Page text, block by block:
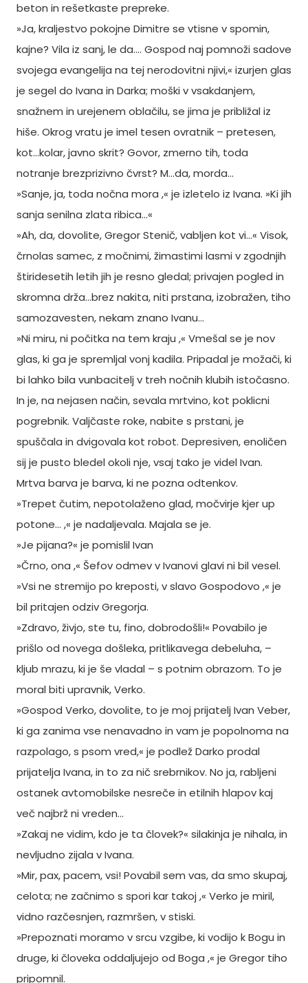
beton in rešetkaste prepreke.
»Ja, kraljestvo pokojne Dimitre se vtisne v spomin,
kajne? Vila iz sanj, le da…. Gospod naj pomnoži sadove
svojega evangelija na tej nerodovitni njivi,« izurjen glas
je segel do Ivana in Darka; moški v vsakdanjem,
snažnem in urejenem oblačilu, se jima je približal iz
hiše. Okrog vratu je imel tesen ovratnik – pretesen,
kot…kolar, javno skrit? Govor, zmerno tih, toda
notranje brezprizivno čvrst? M…da, morda…
»Sanje, ja, toda nočna mora ,« je izletelo iz Ivana. »Ki jih
sanja senilna zlata ribica…«
»Ah, da, dovolite, Gregor Stenič, vabljen kot vi…« Visok,
črnolas samec, z močnimi, žimastimi lasmi v zgodnjih
štiridesetih letih jih je resno gledal; privajen pogled in
skromna drža…brez nakita, niti prstana, izobražen, tiho
samozavesten, nekam znano Ivanu…
»Ni miru, ni počitka na tem kraju ,« Vmešal se je nov
glas, ki ga je spremljal vonj kadila. Pripadal je možači, ki
bi lahko bila vunbacitelj v treh nočnih klubih istočasno.
In je, na nejasen način, sevala mrtvino, kot poklicni
pogrebnik. Valjčaste roke, nabite s prstani, je
spuščala in dvigovala kot robot. Depresiven, enoličen
sij je pusto bledel okoli nje, vsaj tako je videl Ivan.
Mrtva barva je barva, ki ne pozna odtenkov.
»Trepet čutim, nepotolaženo glad, močvirje kjer up
potone… ,« je nadaljevala. Majala se je.
»Je pijana?« je pomislil Ivan
»Črno, ona ,« Šefov odmev v Ivanovi glavi ni bil vesel.
»Vsi ne stremijo po kreposti, v slavo Gospodovo ,« je
bil pritajen odziv Gregorja.
»Zdravo, živjo, ste tu, fino, dobrodošli!« Povabilo je
prišlo od novega došleka, pritlikavega debeluha, –
kljub mrazu, ki je še vladal – s potnim obrazom. To je
moral biti upravnik, Verko.
»Gospod Verko, dovolite, to je moj prijatelj Ivan Veber,
ki ga zanima vse nenavadno in vam je popolnoma na
razpolago, s psom vred,« je podlež Darko prodal
prijatelja Ivana, in to za nič srebrnikov. No ja, rabljeni
ostanek avtomobilske nesreče in etilnih hlapov kaj
več najbrž ni vreden…
»Zakaj ne vidim, kdo je ta človek?« silakinja je nihala, in
nevljudno zijala v Ivana.
»Mir, pax, pacem, vsi! Povabil sem vas, da smo skupaj,
celota; ne začnimo s spori kar takoj ,« Verko je miril,
vidno razčesnjen, razmršen, v stiski.
»Prepoznati moramo v srcu vzgibe, ki vodijo k Bogu in
druge, ki človeka oddaljujejo od Boga ,« je Gregor tiho
pripomnil.